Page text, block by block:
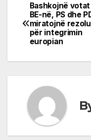
Post
Bashkojnë
BE-në, PS dhe
miratojnë
për integrimin
europian